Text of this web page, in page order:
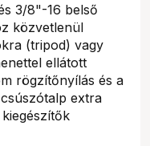
3/8"-16 belső
közvetlenül
(tripod) vagy
ellátott
rögzítőnyílás és a
extra